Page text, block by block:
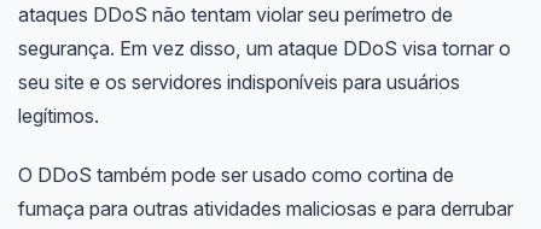
ataques DDoS não tentam violar seu perímetro de
segurança. Em vez disso, um ataque DDoS visa tornar o
seu site e os servidores indisponíveis para usuários
legítimos.
O DDoS também pode ser usado como cortina de
fumaça para outras atividades maliciosas e para derrubar